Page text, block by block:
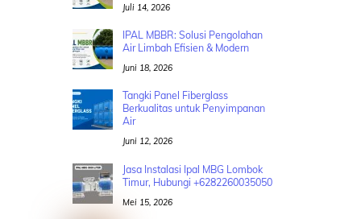
Juli 14, 2026
IPAL MBBR: Solusi Pengolahan
Air Limbah Efisien & Modern
Juni 18, 2026
Tangki Panel Fiberglass
Berkualitas untuk Penyimpanan
Air
Juni 12, 2026
Jasa Instalasi Ipal MBG Lombok
Timur, Hubungi +6282260035050
Mei 15, 2026